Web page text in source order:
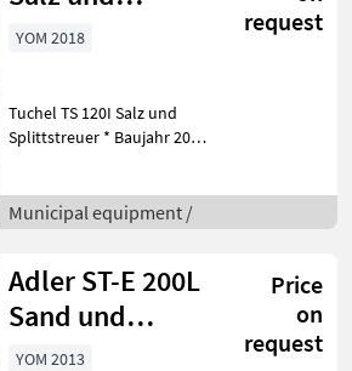
Splittstreuer
request
YOM 2018
Tuchel TS 120I Salz und
Splittstreuer * Baujahr 2018
Liter * Streubreite: Bis zu 6
Meter (abhängig vom
Municipal equipment /
Adler ST-E 200L
Sand und
Splittstreuer
Price
on
request
YOM 2013